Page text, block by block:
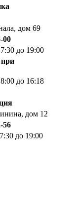
дом 69
00
до 19:00
при
до 16:18
дом 12
56
до 19:00